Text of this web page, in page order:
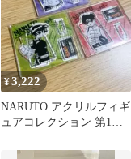
¥3,222
NARUTO アクリルフィギ
ュアコレクション 第1弾